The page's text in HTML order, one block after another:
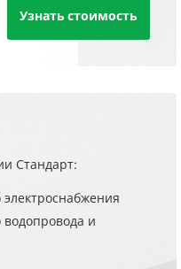
Узнать стоимость
Стандарт:
и